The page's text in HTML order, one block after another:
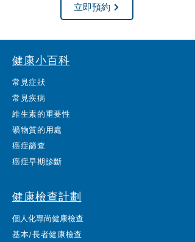
立即預約
健康小百科
常見症狀
常見疾病
維生素的重要性
礦物質的用處
癌症篩查
癌症早期診斷
健康檢查計劃
個人化專尚健康檢查
基本/長者健康檢查